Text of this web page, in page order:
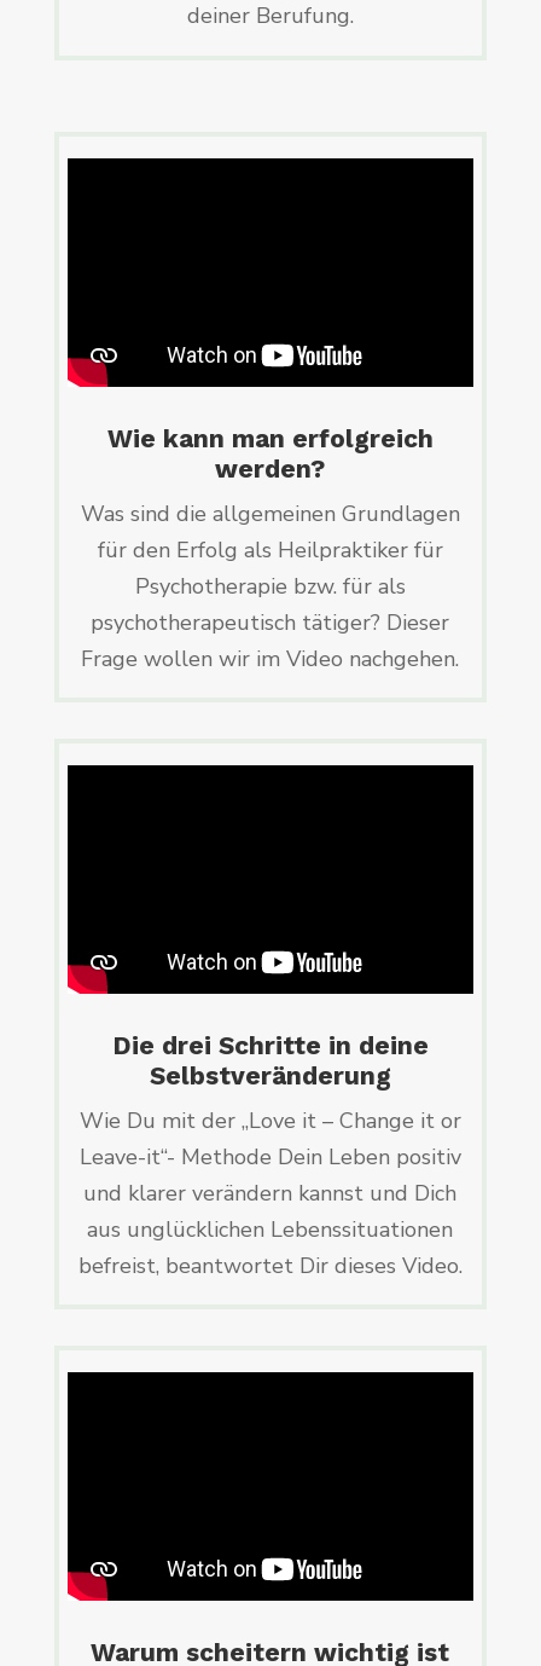
deiner Berufung.
Wie kann man erfolgreich
werden?
Was sind die allgemeinen Grundlagen
für den Erfolg als Heilpraktiker für
Psychotherapie bzw. für als
psychotherapeutisch tätiger? Dieser
Frage wollen wir im Video nachgehen.
Die drei Schritte in deine
Selbstveränderung
Wie Du mit der „Love it – Change it or
Leave-it“- Methode Dein Leben positiv
und klarer verändern kannst und Dich
aus unglücklichen Lebenssituationen
befreist, beantwortet Dir dieses Video.
Warum scheitern wichtig ist